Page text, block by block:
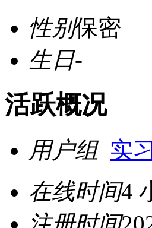
性别保密
生日-
活跃概况
用户组 实
在线时间4